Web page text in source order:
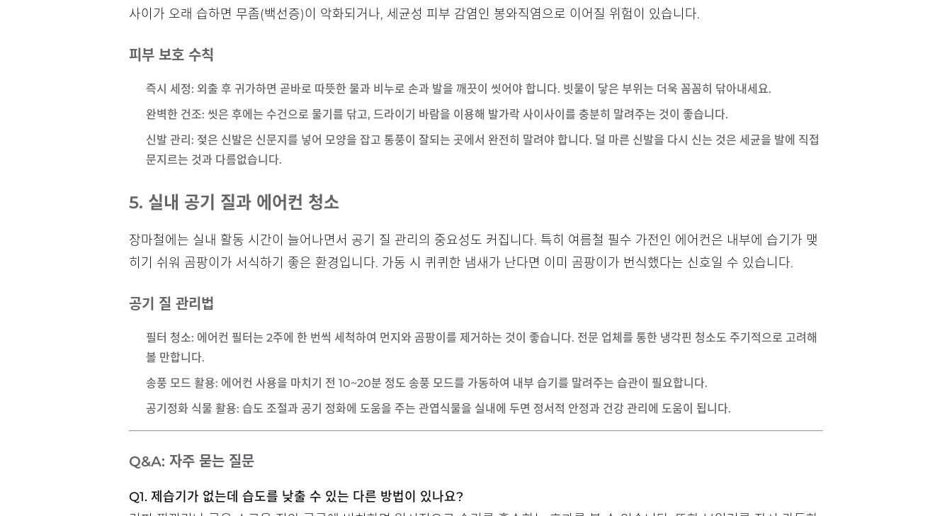
사이가 오래 습하면 무좀(백선증)이 악화되거나, 세균성 피부 감염인 봉와직염으로 이어질 위험이 있습니다.
피부 보호 수칙
즉시 세정: 외출 후 귀가하면 곧바로 따뜻한 물과 비누로 손과 발을 깨끗이 씻어야 합니다. 빗물이 닿은 부위는 더욱 꼼꼼히 닦아내세요.
완벽한 건조: 씻은 후에는 수건으로 물기를 닦고, 드라이기 바람을 이용해 발가락 사이사이를 충분히 말려주는 것이 좋습니다.
신발 관리 : 젖은 신발은 신문지를 넣어 모양을 잡고 통풍이 잘되는 곳에서 완전히 말려야 합니다. 덜 마른 신발을 다시 신는 것은 세균을 발에 직접
문지르는 것과 다름없습니다.
5. 실내 공기 질과 에어컨 청소
장마철에는 실내 활동 시간이 늘어나면서 공기 질 관리의 중요성도 커집니다. 특히 여름철 필수 가전인 에어컨은 내부에 습기가 맺
히기 쉬워 곰팡이가 서식하기 좋은 환경입니다. 가동 시 퀴퀴한 냄새가 난다면 이미 곰팡이가 번식했다는 신호일 수 있습니다.
공기 질 관리법
필터 청소: 에어컨 필터는 2주에 한 번씩 세척하여 먼지와 곰팡이를 제거하는 것이 좋습니다. 전문 업체를 통한 냉각핀 청소도 주기적으로 고려해
볼 만합니다.
송풍 모드 활용: 에어컨 사용을 마치기 전 10~20분 정도 송풍 모드를 가동하여 내부 습기를 말려주는 습관이 필요합니다.
공기정화 식물 활용: 습도 조절과 공기 정화에 도움을 주는 관엽식물을 실내에 두면 정서적 안정과 건강 관리에 도움이 됩니다.
Q&A: 자주 묻는 질문
Q1. 제습기가 없는데 습도를 낮출 수 있는 다른 방법이 있나요?